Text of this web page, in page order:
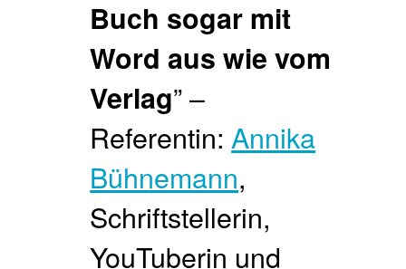
Buch sogar mit
Word aus wie vom
Verlag” –
Referentin:Annika
Bühnemann,
Schriftstellerin,
YouTuberin und